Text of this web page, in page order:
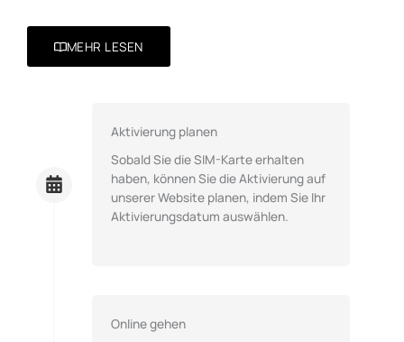
MEHR LESEN
Aktivierung planen
Sobald Sie die SIM-Karte erhalten
haben, können Sie die Aktivierung auf
unserer Website planen, indem Sie Ihr
Aktivierungsdatum auswählen.
Online gehen